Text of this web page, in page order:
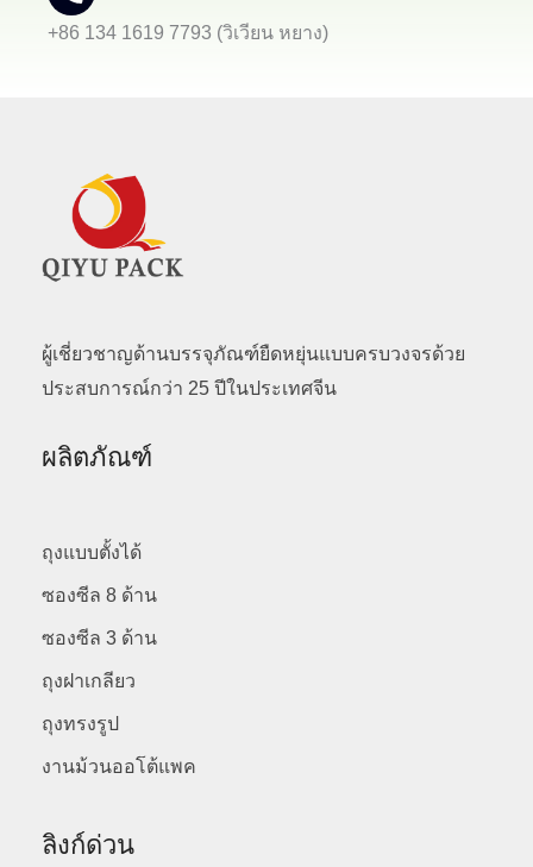
+86 134 1619 7793 (วิเวียน หยาง)
ผู้เชี่ยวชาญด้านบรรจุภัณฑ์ยืดหยุ่นแบบครบวงจรด้วย
ประสบการณ์กว่า 25 ปีในประเทศจีน
ผลิตภัณฑ์
ถุงแบบตั้งได้
ซองซีล 8 ด้าน
ซองซีล 3 ด้าน
ถุงฝาเกลียว
ถุงทรงรูป
งานม้วนออโต้แพค
ลิงก์ด่วน